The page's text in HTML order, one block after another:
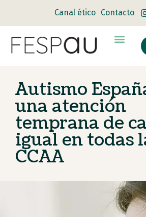
Canal ético Contacto
Autismo
una atención
temprana de
igual en todas
CCAA